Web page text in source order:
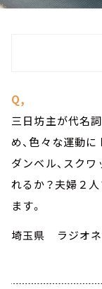
Q,
三日坊主が代名
め、色々な運動に
ダンベル、スクワ
れるか？夫婦２
ます。
埼玉県 ラジオネ